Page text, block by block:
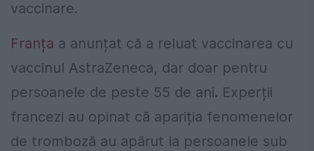
vaccinare.
Franța a anunțat că a reluat vaccinarea cu
vaccinul AstraZeneca, dar doar pentru
persoanele de peste 55 de ani. Experții
francezi au opinat că apariția fenomenelor
de tromboză au apărut la persoanele sub